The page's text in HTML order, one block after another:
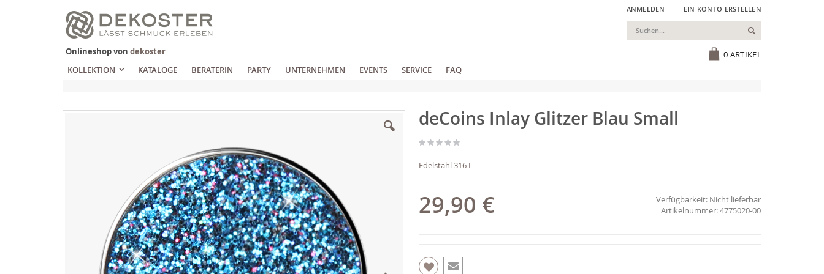
Zum
Inhalt
springen
ANMELDEN EIN KONTO ERSTELLEN
0 ARTIKEL
Suchen
Onlineshop von dekoster
KOLLEKTION
KATALOGE BERATERIN PARTY UNTERNEHMEN EVENTS SERVICE FAQ
deCoins Inlay Glitzer Blau Small
Edelstahl 316 L
29,90 € Verfügbarkeit: Nicht lieferbar
4775020-00